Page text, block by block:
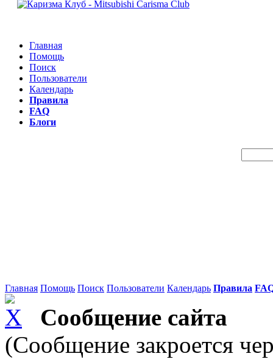
Главная
Помощь
Поиск
Пользователи
Календарь
Правила
FAQ
Блоги
Главная Помощь Поиск Пользователи Календарь Правила
Сообщение сайта
(Сообщение закроется